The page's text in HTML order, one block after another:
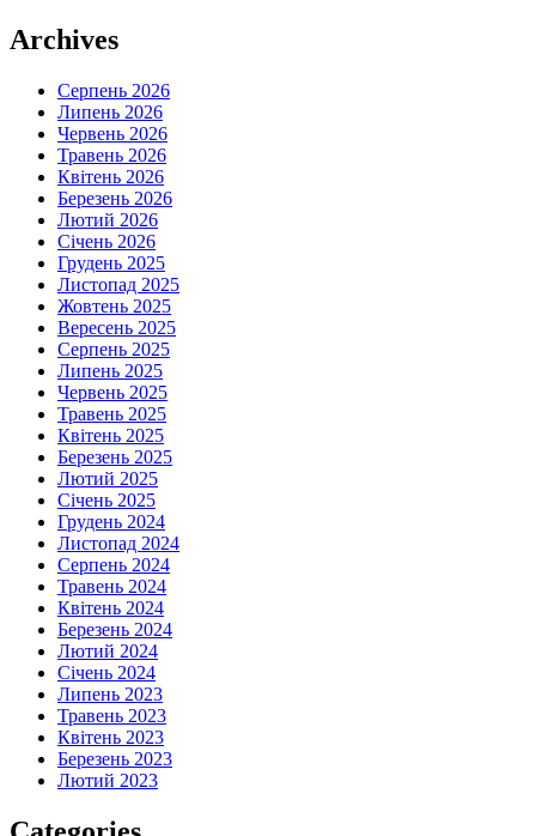
Archives
Серпень 2026
Липень 2026
Червень 2026
Травень 2026
Квітень 2026
Березень 2026
Лютий 2026
Січень 2026
Грудень 2025
Листопад 2025
Жовтень 2025
Вересень 2025
Серпень 2025
Липень 2025
Червень 2025
Травень 2025
Квітень 2025
Березень 2025
Лютий 2025
Січень 2025
Грудень 2024
Листопад 2024
Серпень 2024
Травень 2024
Квітень 2024
Березень 2024
Лютий 2024
Січень 2024
Липень 2023
Травень 2023
Квітень 2023
Березень 2023
Лютий 2023